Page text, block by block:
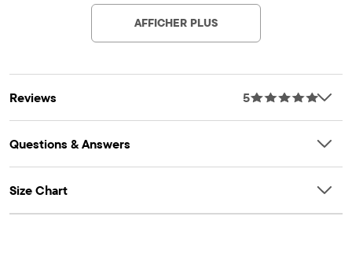
durable du coton. Apprenez-en davantage sur
bettercotton.org/massbalance.
Daddy's Other Chick' avec un poussin portant des lunettes de
Manches courtes
AFFICHER PLUS
Reviews 5
Questions & Answers
Size Chart